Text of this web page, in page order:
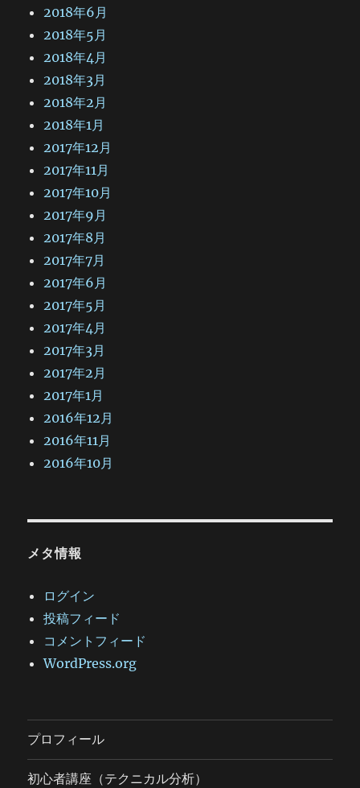
2018年6月
2018年5月
2018年4月
2018年3月
2018年2月
2018年1月
2017年12月
2017年11月
2017年10月
2017年9月
2017年8月
2017年7月
2017年6月
2017年5月
2017年4月
2017年3月
2017年2月
2017年1月
2016年12月
2016年11月
2016年10月
メタ情報
ログイン
投稿フィード
コメントフィード
WordPress.org
プロフィール
初心者講座（テクニカル分析）